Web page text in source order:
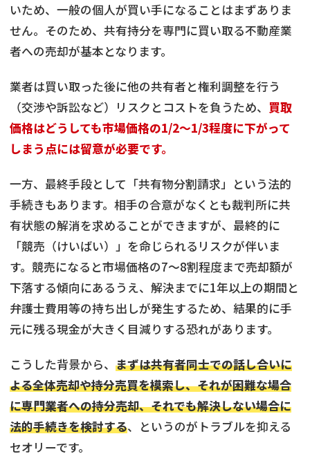
いため、一般の個人が買い手になることはまずありま
せん。そのため、共有持分を専門に買い取る不動産業
者への売却が基本となります。
業者は買い取った後に他の共有者と権利調整を行う
（交渉や訴訟など）リスクとコストを負うため、 買取
価格はどうしても市場価格の1/2〜1/3程度に下がって
しまう点には留意が必要です。
一方、最終手段として「共有物分割請求」という法的
手続きもあります。相手の合意がなくとも裁判所に共
有状態の解消を求めることができますが、最終的に
「競売（けいばい）」を命じられるリスクが伴いま
す。競売になると市場価格の7〜8割程度まで売却額が
下落する傾向にあるうえ、解決までに1年以上の期間と
弁護士費用等の持ち出しが発生するため、結果的に手
元に残る現金が大きく目減りする恐れがあります。
こうした背景から、 まずは共有者同士での話し合いに
よる全体売却や持分売買を模索し、それが困難な場合
に専門業者への持分売却、それでも解決しない場合に
法的手続きを検討する、というのがトラブルを抑える
セオリーです。